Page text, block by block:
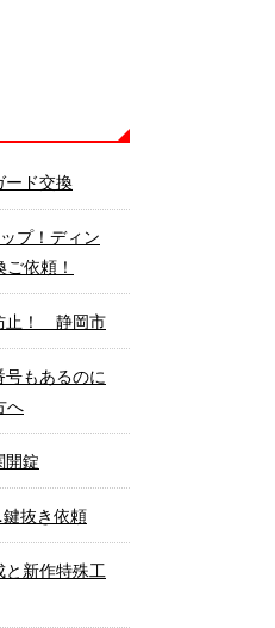
ド交換
プ！ディン
依頼！
止！ 静岡市
もあるのに
へ
錠
抜き依頼
新作特殊工